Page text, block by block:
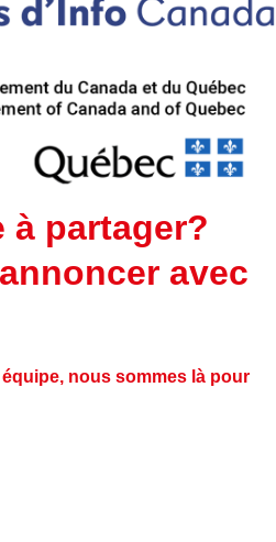
à partager?
avec
nous sommes là pour